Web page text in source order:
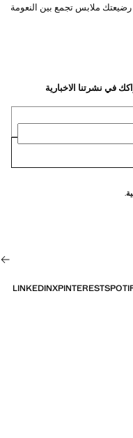
ملابس تجمع بين النعومة
.
PINTEREST
X
LINKEDIN